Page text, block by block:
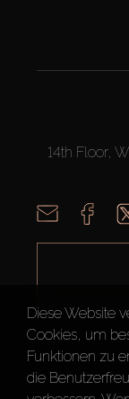
14th Floor,
Diese Website
Cookies, um
Funktionen zu
die